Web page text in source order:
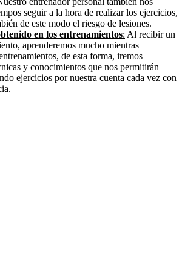
seguir a la hora de realizar los ejercicios,
de este modo el riesgo de lesiones.
en los entrenamientos: Al recibir un
aprenderemos mucho mientras
de esta forma, iremos
y conocimientos que nos permitirán
ejercicios por nuestra cuenta cada vez con